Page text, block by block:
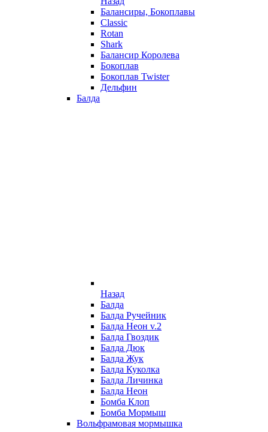
Балансиры, Бокоплавы
Classic
Rotan
Shark
Балансир Королева
Бокоплав
Бокоплав Twister
Дельфин
Балда
Назад
Балда
Балда Ручейник
Балда Неон v.2
Балда Гвоздик
Балда Дюк
Балда Жук
Балда Куколка
Балда Личинка
Балда Неон
Бомба Клоп
Бомба Мормыш
Вольфрамовая мормышка